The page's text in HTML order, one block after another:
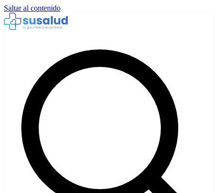
Saltar al contenido